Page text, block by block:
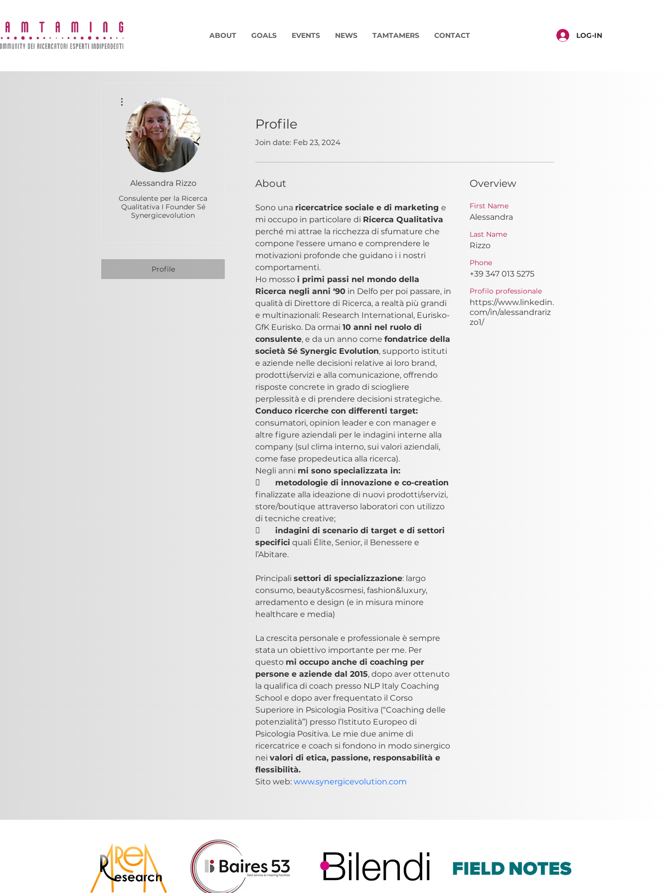
ABOUT GOALS EVENTS NEWS TAMTAMERS CONTACT LOG-IN
Profile
Join date: Feb 23, 2024
About
Sono una ricercatrice sociale e di marketing e
mi occupo in particolare di Ricerca Qualitativa
perché mi attrae la ricchezza di sfumature che
compone l'essere umano e comprendere le
motivazioni profonde che guidano i i nostri
comportamenti.
Ho mosso i primi passi nel mondo della
Ricerca negli anni ‘90 in Delfo per poi passare, in
qualità di Direttore di Ricerca, a realtà più grandi
e multinazionali: Research International, Eurisko-
GfK Eurisko. Da ormai 10 anni nel ruolo di
consulente, e da un anno come fondatrice della
società Sé Synergic Evolution, supporto istituti
e aziende nelle decisioni relative ai loro brand,
prodotti/servizi e alla comunicazione, offrendo
risposte concrete in grado di sciogliere
perplessità e di prendere decisioni strategiche.
Conduco ricerche con differenti target:
consumatori, opinion leader e con manager e
altre figure aziendali per le indagini interne alla
company (sul clima interno, sui valori aziendali,
come fase propedeutica alla ricerca).
Negli anni mi sono specializzata in:
metodologie di innovazione e co-creation
finalizzate alla ideazione di nuovi prodotti/servizi,
store/boutique attraverso laboratori con utilizzo
di tecniche creative;
indagini di scenario di target e di settori
specifici quali Élite, Senior, il Benessere e
l’Abitare.
Principali settori di specializzazione: largo
consumo, beauty&cosmesi, fashion&luxury,
arredamento e design (e in misura minore
healthcare e media)
La crescita personale e professionale è sempre
stata un obiettivo importante per me. Per
questo mi occupo anche di coaching per
persone e aziende dal 2015, dopo aver ottenuto
la qualifica di coach presso NLP Italy Coaching
School e dopo aver frequentato il Corso
Superiore in Psicologia Positiva (“Coaching delle
potenzialità”) presso l’Istituto Europeo di
Psicologia Positiva. Le mie due anime di
ricercatrice e coach si fondono in modo sinergico
nei valori di etica, passione, responsabilità e
flessibilità.
Sito web: www.synergicevolution.com
Overview
First Name
Alessandra
Last Name
Rizzo
Phone
+39 347 013 5275
Profilo professionale
https://www.linkedin.
com/in/alessandrariz
zo1/
Alessandra Rizzo
Consulente per la Ricerca
Qualitativa I Founder Sé
Synergicevolution
Profile